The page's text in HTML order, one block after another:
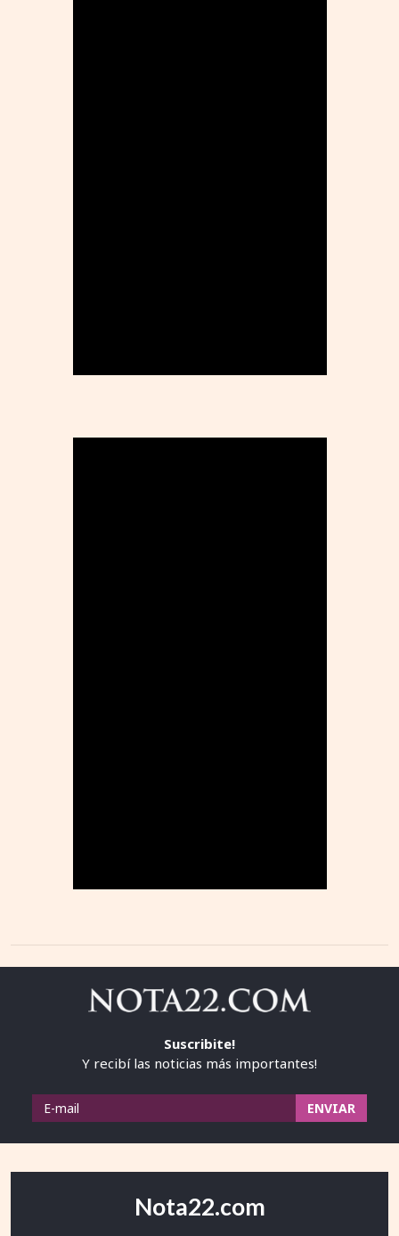
Suscribite!
Y recibí las noticias más importantes!
Nota22.com